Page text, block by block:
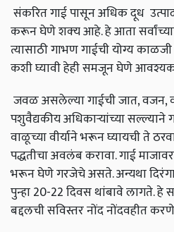
संकरित गाई पासून अधिक दूध
करून घेणे शक्‍य आहे.हे आता
त्यासाठी गाभण गाईची योग्य
कशी घ्यावी हेही समजून घेणे
जवळ असलेल्या गाईची जात,वजन,
पशुवैद्यकीय अधिकाऱ्यांच्या सल्ल्याने
वाळूच्या वीर्याने भरून घ्यायची ते
पद्धतीचा अवलंब करावा.गाई
भरून घेणे गरजेचे असते.अन्यथा
पुन्हा20-22दिवस थांबावे लागते.हे
बद्दलची सविस्तर नोंद नोंदवहीत